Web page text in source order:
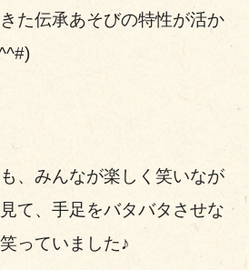
た伝承あそびの特性が活か
、みんなが楽しく笑いなが
て、手足をバタバタさせな
っていました♪